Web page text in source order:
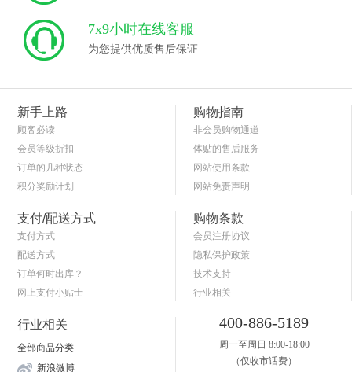
7x9小时在线客服
为您提供优质售后保证
新手上路
顾客必读
会员等级折扣
订单的几种状态
积分奖励计划
购物指南
非会员购物通道
体贴的售后服务
网站使用条款
网站免责声明
支付/配送方式
支付方式
配送方式
订单何时出库？
网上支付小贴士
购物条款
会员注册协议
隐私保护政策
技术支持
行业相关
行业相关
全部商品分类
新浪微博
400-886-5189
周一至周日 8:00-18:00
（仅收市话费）